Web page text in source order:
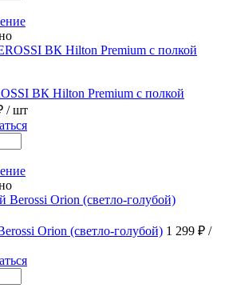
ВК Hilton Premium с полкой
/ шт
Orion (светло-голубой) 1 299 ₽ /